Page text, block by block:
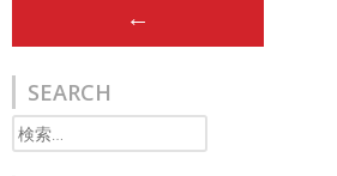
navigation
←
SEARCH
検
索: